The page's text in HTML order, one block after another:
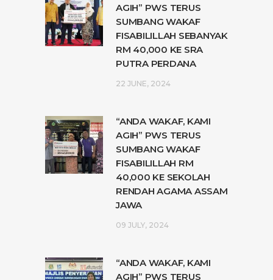
AGIH” PWS TERUS
SUMBANG WAKAF
FISABILILLAH SEBANYAK
RM 40,000 KE SRA
PUTRA PERDANA
22 JUNE, 2024
“ANDA WAKAF, KAMI
AGIH” PWS TERUS
SUMBANG WAKAF
FISABILILLAH RM
40,000 KE SEKOLAH
RENDAH AGAMA ASSAM
JAWA
09 JULY, 2024
“ANDA WAKAF, KAMI
AGIH” PWS TERUS